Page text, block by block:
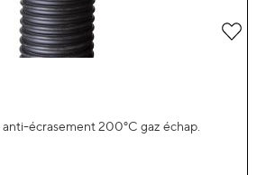
écrasement 200°C gaz échap.